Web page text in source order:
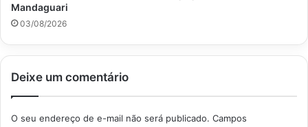
Mandaguari
03/08/2026
Deixe um comentário
O seu endereço de e-mail não será publicado. Campos